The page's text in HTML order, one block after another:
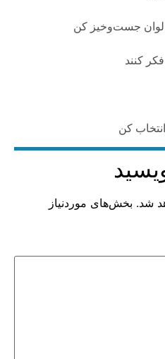
الوان جست‌وخیز کن
کنند
کن
شد. بخش‌های موردنیاز